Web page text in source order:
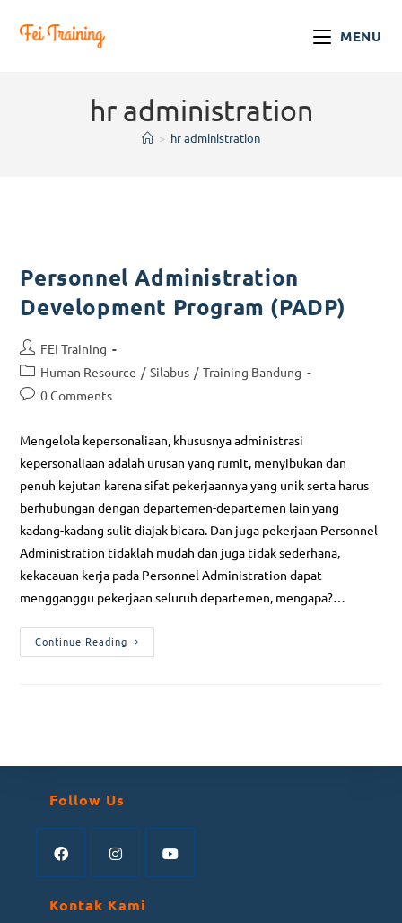
MENU
hr administration
> hr administration
Personnel Administration
Development Program (PADP)
FEI Training
Human Resource / Silabus / Training Bandung
0 Comments
Mengelola kepersonaliaan, khususnya administrasi
kepersonaliaan adalah urusan yang rumit, menyibukan dan
penuh kejutan karena sifat pekerjaannya yang unik serta harus
berhubungan dengan departemen-departemen lain yang
kadang-kadang sulit diajak bicara. Dan juga pekerjaan Personnel
Administration tidaklah mudah dan juga tidak sederhana,
kekacauan kerja pada Personnel Administration dapat
mengganggu pekerjaan seluruh departemen, mengapa?…
Continue Reading
Follow Us
Kontak Kami